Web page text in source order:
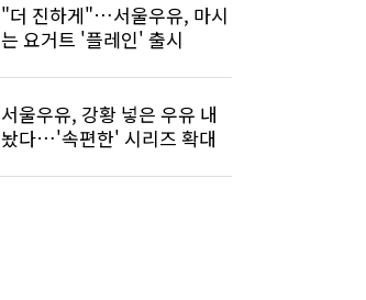
"더 진하게"…서울우유, 마시
는 요거트 '플레인' 출시
서울우유, 강황 넣은 우유 내
놨다…'속편한' 시리즈 확대